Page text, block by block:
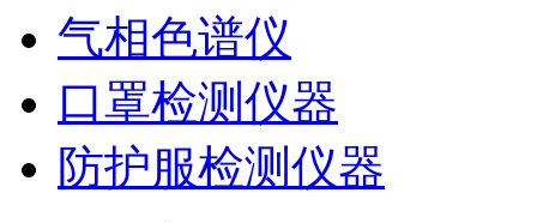
气相色谱仪
口罩检测仪器
防护服检测仪器